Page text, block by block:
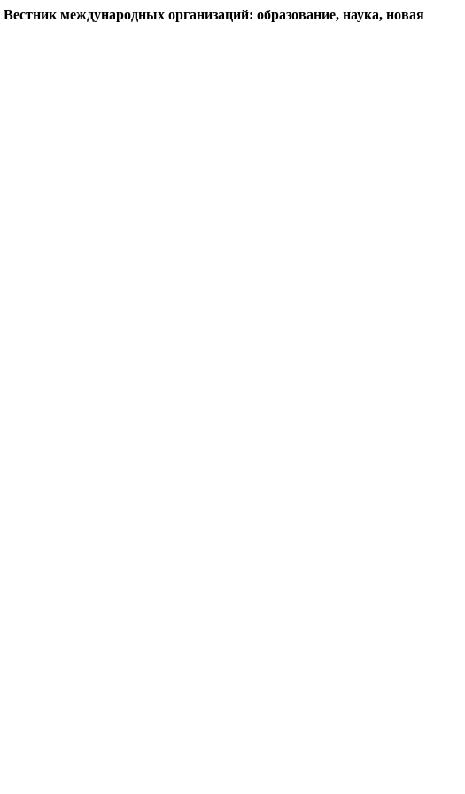
Вестник международных организаций: образование, наука, новая